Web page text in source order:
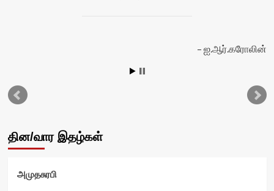
ஐ.ஆர்.கரோலின்
தின/வார இதழ்கள்
அமுதசுரபி